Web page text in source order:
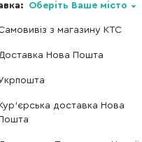
Оберіть Ваше місто
з магазину КТС
Нова Пошта
доставка Нова